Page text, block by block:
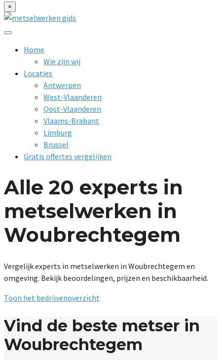
×
Home
Wie zijn wij
Locaties
Antwerpen
West-Vlaanderen
Oost-Vlaanderen
Vlaams-Brabant
Limburg
Brussel
Gratis offertes vergelijken
Alle 20 experts in
metselwerken in
Woubrechtegem
Vergelijk experts in metselwerken in Woubrechtegem en
omgeving. Bekijk beoordelingen, prijzen en beschikbaarheid.
Toon het bedrijvenoverzicht
Vind de beste metser in
Woubrechtegem